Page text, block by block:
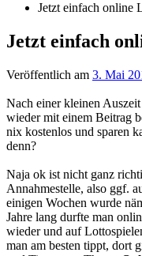
Jetzt einfach online
Jetzt einfach
Veröffentlich am 3. Mai
Nach einer kleinen
wieder mit einem Beitrag
nix kostenlos und sparen
denn?
Naja ok ist nicht ganz
Annahmestelle, also ggf.
einigen Wochen wurde
Jahre lang durfte man
wieder und auf
man am besten tippt, dort